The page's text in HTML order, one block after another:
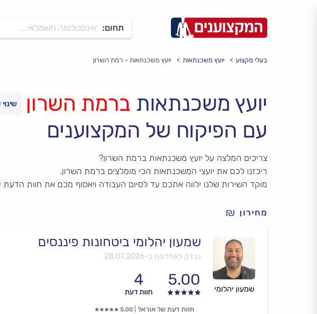
תחום: אינסטלטור, חשמלאי...
בעלי מקצוע יועץ משכנתאות יועץ משכנתאות - רמת השרון
יועץ משכנתאות ברמת השרון
עם הפיקוח של המקצוענים
צריכים המלצה על יועץ משכנתאות ברמת השרון?
ריכזנו לכם את יועצי המשכנתאות הכי מומלצים ברמת השרון.
מוקד השירות שלנו ילווה אתכם עד לסיום העבודה ויאסוף מכם את חוות
מחירון
שמעון יהלומי
שמעון יהלומי ביטחונות פיננסים
נבדק לאחרונה ב-28.07.2026
5.00
4
חוות דעת
חוות דעת של אוראל 5.00